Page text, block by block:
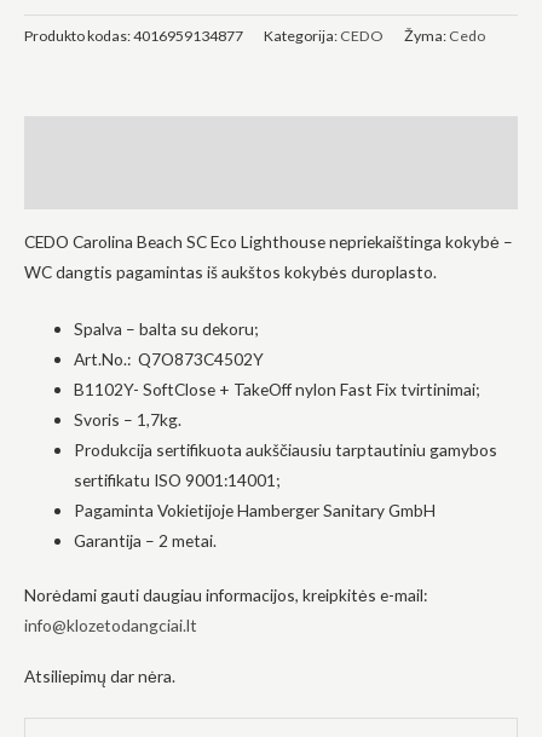
Produkto kodas:4016959134877 Kategorija: CEDO Žyma: Cedo
CEDO Carolina Beach SC Eco Lighthouse nepriekaištinga kokybė –
WC dangtis pagamintas iš aukštos kokybės duroplasto.
Spalva – balta su dekoru;
Art.No.: Q7O873C4502Y
B1102Y- SoftClose + TakeOff nylon Fast Fix tvirtinimai;
Svoris – 1,7kg.
Produkcija sertifikuota aukščiausiu tarptautiniu gamybos
sertifikatu ISO 9001:14001;
Pagaminta Vokietijoje Hamberger Sanitary GmbH
Garantija – 2 metai.
Norėdami gauti daugiau informacijos, kreipkitės e-mail:
info@klozetodangciai.lt
Atsiliepimų dar nėra.
išnyks.
Dalindamiesi
svetainėje,
padidinate
galimybę
suasmenintą
pasiūlymus.